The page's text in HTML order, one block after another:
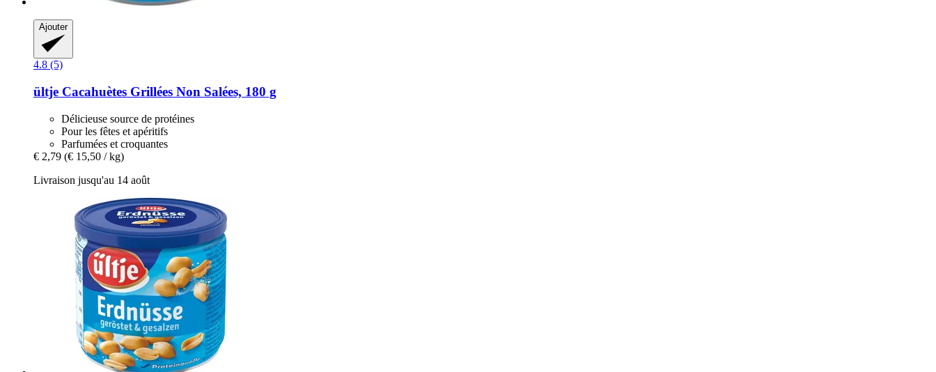
Ajouter
4.8 (5)
ültje Cacahuètes Grillées Non Salées, 180 g
Délicieuse source de protéines
Pour les fêtes et apéritifs
Parfumées et croquantes
€ 2,79 (€ 15,50 / kg)
Livraison jusqu'au 14 août